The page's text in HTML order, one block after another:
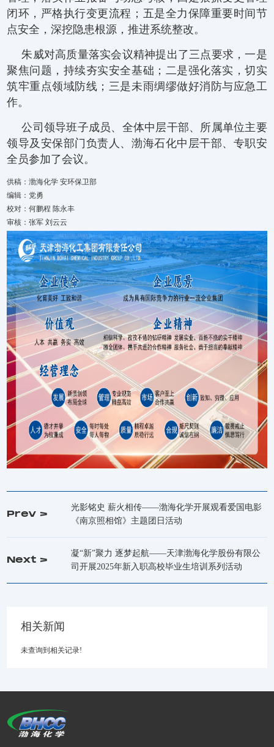
闭环，严格执行变更流程；五是全力保障重要时间节
点安全，深挖隐患根源，推进系统整改。
朱威对高质量落实会议精神提出了三点要求，一是
聚焦问题，持续夯实安全基础；二是强化落实，切实
筑牢重点领域防线；三是未雨绸缪做好消防与应急工
作。
公司领导班子成员、全体中层干部、所属单位主要
领导及安保部门负责人、渤海石化中层干部、专职安
全员参加了会议。
供稿：渤海化学 安环保卫部
编辑：党勇
校对：何鹏程 陈永丰
审核：张军 刘云云
Prev >
光影铭史 薪火相传——渤海化学开展观看爱国电影
《南京照相馆》主题团日活动
Next >
凝“新”聚力 逐梦起航——天津渤海化学股份有限公
司开展2025年新入职高校毕业生培训系列活动
相关新闻
未查询到相关记录!